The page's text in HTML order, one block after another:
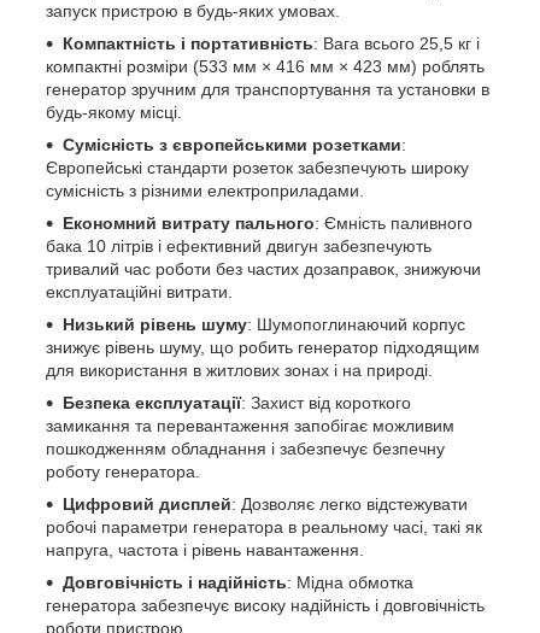
запуск пристрою в будь-яких умовах.
Компактність і портативність: Вага всього 25,5 кг і
компактні розміри (533 мм × 416 мм × 423 мм) роблять
генератор зручним для транспортування та установки в
будь-якому місці.
Сумісність з європейськими розетками:
Європейські стандарти розеток забезпечують широку
сумісність з різними електроприладами.
Економний витрату пального: Ємність паливного
бака 10 літрів і ефективний двигун забезпечують
тривалий час роботи без частих дозаправок, знижуючи
експлуатаційні витрати.
Низький рівень шуму: Шумопоглинаючий корпус
знижує рівень шуму, що робить генератор підходящим
для використання в житлових зонах і на природі.
Безпека експлуатації: Захист від короткого
замикання та перевантаження запобігає можливим
пошкодженням обладнання і забезпечує безпечну
роботу генератора.
Цифровий дисплей: Дозволяє легко відстежувати
робочі параметри генератора в реальному часі, такі як
напруга, частота і рівень навантаження.
Довговічність і надійність: Мідна обмотка
генератора забезпечує високу надійність і довговічність
роботи пристрою.